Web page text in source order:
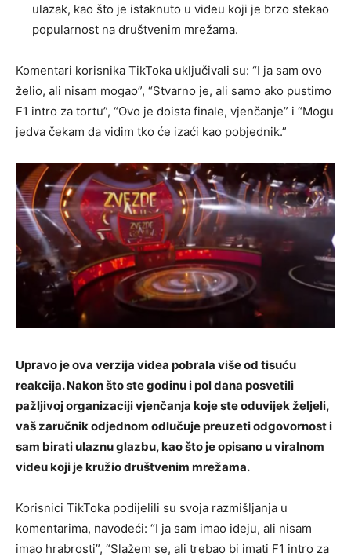
ulazak, kao što je istaknuto u videu koji je brzo stekao
popularnost na društvenim mrežama.
Komentari korisnika TikToka uključivali su: “I ja sam ovo
želio, ali nisam mogao”, “Stvarno je, ali samo ako pustimo
F1 intro za tortu”, “Ovo je doista finale, vjenčanje” i “Mogu
jedva čekam da vidim tko će izaći kao pobjednik.”
Upravo je ova verzija videa pobrala više od tisuću
reakcija. Nakon što ste godinu i pol dana posvetili
pažljivoj organizaciji vjenčanja koje ste oduvijek željeli,
vaš zaručnik odjednom odlučuje preuzeti odgovornost i
sam birati ulaznu glazbu, kao što je opisano u viralnom
videu koji je kružio društvenim mrežama.
Korisnici TikToka podijelili su svoja razmišljanja u
komentarima, navodeći: “I ja sam imao ideju, ali nisam
imao hrabrosti”, “Slažem se, ali trebao bi imati F1 intro za